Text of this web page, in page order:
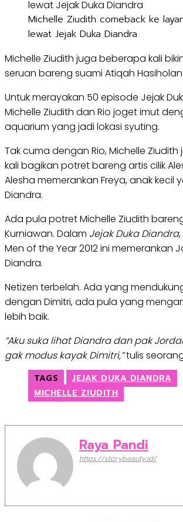
Michelle Ziudith comeback ke
lewat Jejak Duka Diandra
Michelle Ziudith juga beberapa kali
seruan bareng suami Atiqah
Untuk merayakan 50 episode Jejak
Michelle Ziudith dan Rio joget imut
aquarium yang jadi lokasi syuting.
Tak cuma dengan Rio, Michelle
kali bagikan potret bareng artis cilik
Alesha memerankan Freya, anak kecil
Diandra.
Ada pula potret Michelle Ziudith
Kurniawan. Dalam Jejak Duka Diandra
Men of the Year 2012 ini memerankan
Diandra.
Netizen terbelah. Ada yang
dengan Dimitri, ada pula yang
lebih baik.
“Aku suka lihat Diandra dan pak
gak modus kayak Dimitri,”tulis
TAGS
JEJAK DUKA DIANDRA
MICHELLE ZIUDITH
Raya Pandi
https://storybeauty.id/